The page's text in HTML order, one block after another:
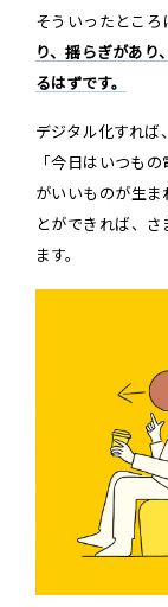
そういったところ
り、揺らぎがあり
るはずです。
デジタル化すれば
「今日はいつも
がいいものが生ま
とができれば、
ます。